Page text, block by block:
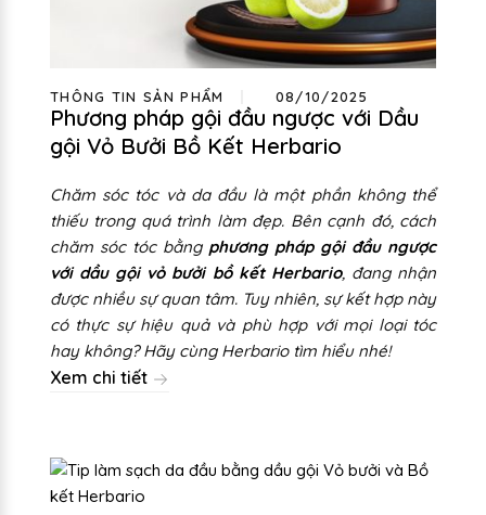
THÔNG TIN SẢN PHẨM 08/10/2025
Phương pháp gội đầu ngược với Dầu
gội Vỏ Bưởi Bồ Kết Herbario
Chăm sóc tóc và da đầu là một phần không thể
thiếu trong quá trình làm đẹp. Bên cạnh đó, cách
chăm sóc tóc bằng phương pháp gội đầu ngược
với dầu gội vỏ bưởi bồ kết Herbario, đang nhận
được nhiều sự quan tâm. Tuy nhiên, sự kết hợp này
có thực sự hiệu quả và phù hợp với mọi loại tóc
hay không? Hãy cùng Herbario tìm hiểu nhé!
Xem chi tiết